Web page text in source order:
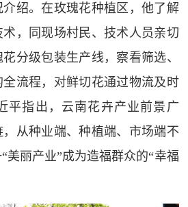
绍。在玫瑰花种植区，他了解
，同现场村民、技术人员亲切
分级包装生产线，察看筛选、
流程，对鲜切花通过物流及时
平指出，云南花卉产业前景广
从种业端、种植端、市场端不
美丽产业”成为造福群众的“幸福